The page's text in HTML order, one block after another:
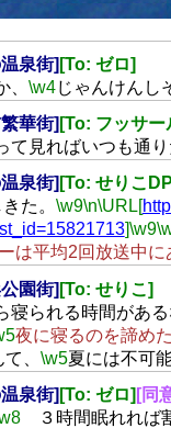
泉街] [To: ゼロ]
、 \w4じゃんけんし
華街] [To: フッサー
て見ればいつも通り
泉街] [To: せりこ
た。 \w9\n\URL[
]\w9
は平均2回放送中に
園街] [To: せりこ]
寝られる時間がある
夜に寝るのを諦め
、 \w5夏には不可能
泉街] [To: ゼロ] [同
３時間眠れれば割